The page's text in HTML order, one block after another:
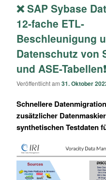
❌ SAP Sybase
12-fache ETL-
Beschleunigung
Datenschutz von
und ASE-Tabellen❗
Veröffentlicht am31. Oktober
Schnellere
zusätzlicher
synthetischen Testdaten